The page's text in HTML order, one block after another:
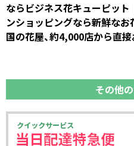
ならビジネス花キューピッ
ンショッピングなら新鮮なお
国の花屋、約4,000店から直接
その他